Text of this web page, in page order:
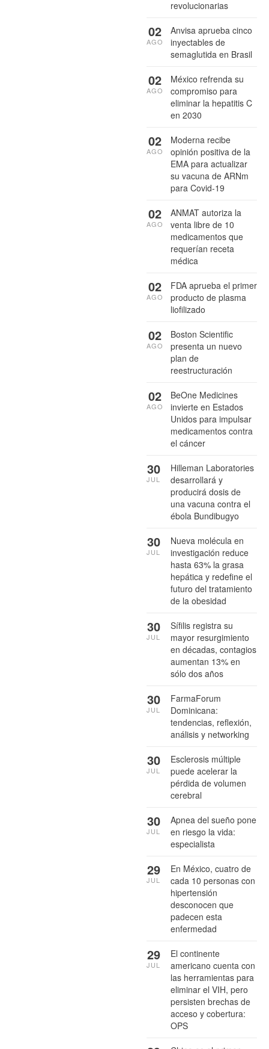
revolucionarias
Anvisa aprueba cinco
inyectables de
semaglutida en Brasil
02
AGO
México refrenda su
compromiso para
eliminar la hepatitis C
en 2030
02
AGO
Moderna recibe
opinión positiva de la
EMA para actualizar
su vacuna de ARNm
para Covid-19
02
AGO
ANMAT autoriza la
venta libre de 10
medicamentos que
requerían receta
médica
02
AGO
FDA aprueba el primer
producto de plasma
liofilizado
02
AGO
Boston Scientific
presenta un nuevo
plan de
reestructuración
02
AGO
BeOne Medicines
invierte en Estados
Unidos para impulsar
medicamentos contra
el cáncer
02
AGO
Hilleman Laboratories
desarrollará y
producirá dosis de
una vacuna contra el
ébola Bundibugyo
30
JUL
Nueva molécula en
investigación reduce
hasta 63% la grasa
hepática y redefine el
futuro del tratamiento
de la obesidad
30
JUL
Sífilis registra su
mayor resurgimiento
en décadas, contagios
aumentan 13% en
sólo dos años
30
JUL
FarmaForum
Dominicana:
tendencias, reflexión,
análisis y networking
30
JUL
Esclerosis múltiple
puede acelerar la
pérdida de volumen
cerebral
30
JUL
Apnea del sueño pone
en riesgo la vida:
especialista
30
JUL
En México, cuatro de
cada 10 personas con
hipertensión
desconocen que
padecen esta
enfermedad
29
JUL
El continente
americano cuenta con
las herramientas para
eliminar el VIH, pero
persisten brechas de
acceso y cobertura:
OPS
29
JUL